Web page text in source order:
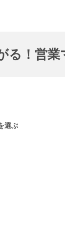
る！営業
選ぶ